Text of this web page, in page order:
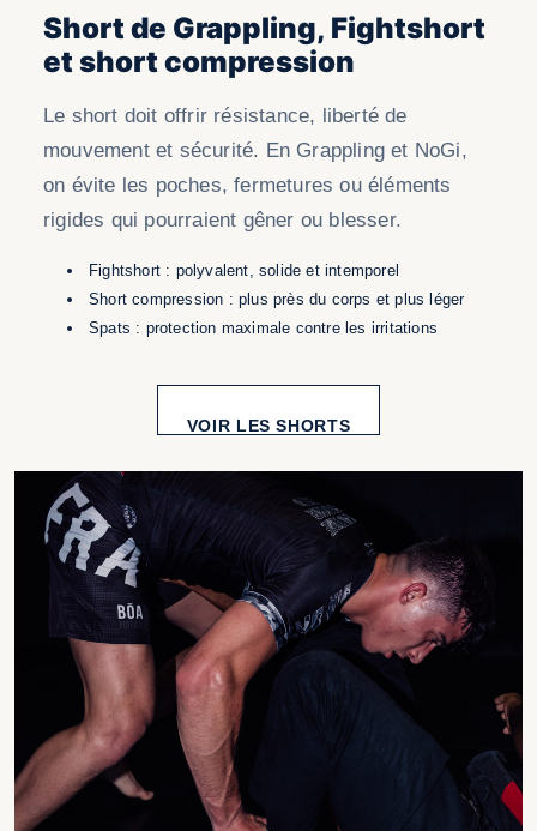
Short de Grappling, Fightshort
et short compression
Le short doit offrir résistance, liberté de
mouvement et sécurité. En Grappling et NoGi,
on évite les poches, fermetures ou éléments
rigides qui pourraient gêner ou blesser.
Fightshort : polyvalent, solide et intemporel
Short compression : plus près du corps et plus léger
Spats : protection maximale contre les irritations
VOIR LES SHORTS